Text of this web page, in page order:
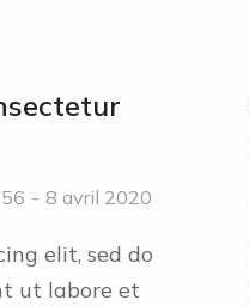
8 avril 2020
elit, sed do
ut labore et